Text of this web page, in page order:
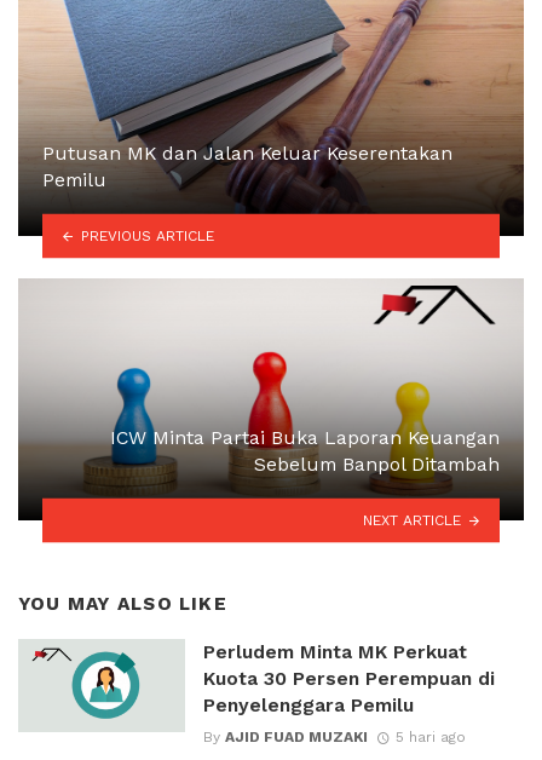
Putusan MK dan Jalan Keluar Keserentakan
Pemilu
PREVIOUS ARTICLE
ICW Minta Partai Buka Laporan Keuangan
Sebelum Banpol Ditambah
NEXT ARTICLE
YOU MAY ALSO LIKE
Perludem Minta MK Perkuat
Kuota 30 Persen Perempuan di
Penyelenggara Pemilu
By AJID FUAD MUZAKI 5 hari ago